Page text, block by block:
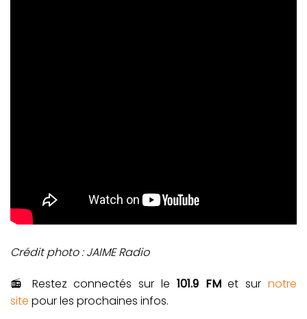
Crédit photo : JAIME Radio
📻 Restez connectés sur le 101.9 FMet surnotre
site pour les prochaines infos.